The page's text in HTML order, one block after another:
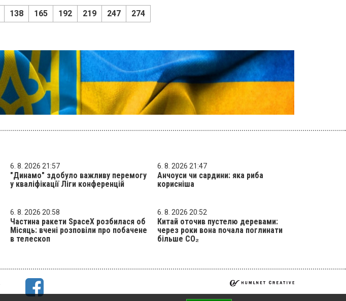
138 165 192 219 247 274
6. 8. 2026 21:57
"Динамо" здобуло важливу перемогу
у кваліфікації Ліги конференцій
6. 8. 2026 21:47
Анчоуси чи сардини: яка риба
корисніша
6. 8. 2026 20:58
Частина ракети SpaceX розбилася об
Місяць: вчені розповіли про побачене
в телескоп
6. 8. 2026 20:52
Китай оточив пустелю деревами:
через роки вона почала поглинати
більше CO₂